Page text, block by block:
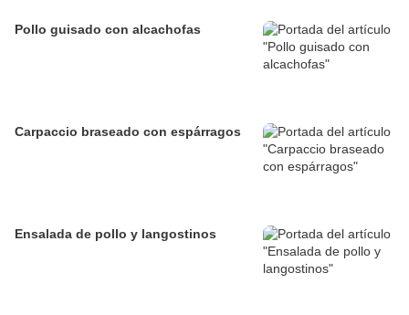
Pollo guisado con alcachofas
Carpaccio braseado con espárragos
Ensalada de pollo y langostinos